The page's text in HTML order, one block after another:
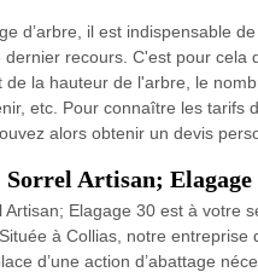
d’arbre, il est indispensable
recours. C'est pour cela
la hauteur de l'arbre, le
etc. Pour connaître les tarifs
alors obtenir un devis
Sorrel Artisan;
Artisan; Elagage 30 est à votre
à Collias, notre
d’une action d’abattage